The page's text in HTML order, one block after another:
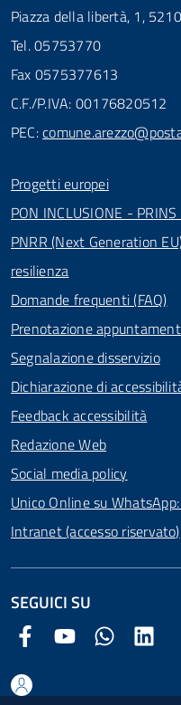
Piazza della libertà, 1,
Tel. 05753770
Fax 0575377613
C.F./P.IVA: 00176820512
PEC:
Progetti europei
PON INCLUSIONE -
PNRR (Next Generation
resilienza
Domande frequenti (FAQ)
Prenotazione
Segnalazione disservizio
Dichiarazione di
Feedback accessibilità
Redazione Web
Social media policy
Unico Online su
Intranet (accesso riservato)
SEGUICI SU
Facebook Comune di
Youtube Comune
Twitter